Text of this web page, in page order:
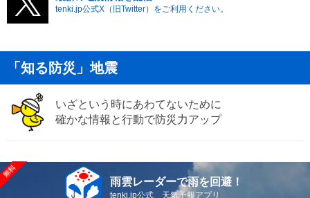
tenki.jp公式X（旧Twitter）をご利用ください。
「知る防災」地震
いざという時にあわてないために
確かな情報と行動で防災力アップ
雨雲レーダーで雨を回避！
tenki.jp公式 天気予報アプリ